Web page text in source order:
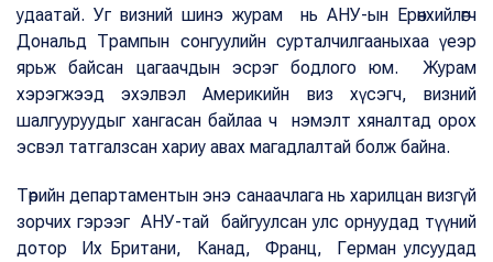
удаатай. Уг визний шинэ журам нь АНУ-ын Ерөнхийлөгч
Дональд Трампын сонгуулийн сурталчилгааныхаа үеэр
ярьж байсан цагаачдын эсрэг бодлого юм. Журам
хэрэгжээд эхэлвэл Америкийн виз хүсэгч, визний
шалгууруудыг хангасан байлаа ч нэмэлт хяналтад орох
эсвэл татгалзсан хариу авах магадлалтай болж байна.
Төрийн департаментын энэ санаачлага нь харилцан визгүй
зорчих гэрээг АНУ-тай байгуулсан улс орнуудад түүний
дотор Их Британи, Канад, Франц, Герман улсуудад